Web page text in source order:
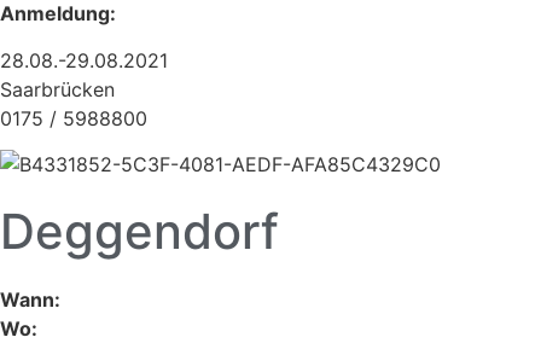
Anmeldung:
28.08.-29.08.2021
Saarbrücken
0175 / 5988800
Deggendorf
Wann:
Wo: